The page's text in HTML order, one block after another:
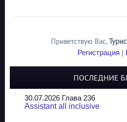
Приветствую Вас,
Регистрация |
ПОСЛЕДНИЕ
30.07.2026 Глава 236
Assistant all inclusive